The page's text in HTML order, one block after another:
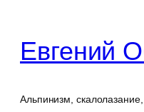
содержимому
Евгений
Альпинизм,